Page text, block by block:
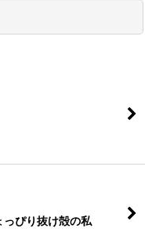
ぴり抜け殻の私